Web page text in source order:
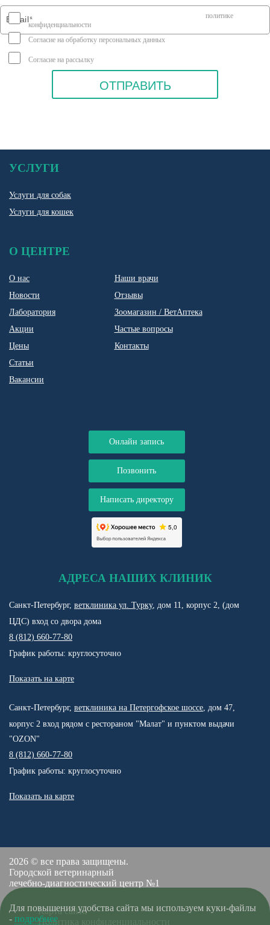
Я соглашаюсь на передачу персональных данных согласно политике
конфиденциальности
Согласие на обработку персональных данных
Согласие на рассылку
УСЛУГИ
Услуги для собак
Услуги для кошек
О ЦЕНТРЕ
О нас
Новости
Лаборатория
Акции
Цены
Статьи
Вакансии
Наши врачи
Отзывы
Зоомагазин / ВетАптека
Частые вопросы
Контакты
Онлайн запись
Позвонить
Написать директору
АДРЕСА НАШИХ КЛИНИК
Санкт-Петербург, ветклиника ул. Турку, дом 11, корпус 2, (дом
ЦДС) вход со двора дома
8 (812) 660-77-80
График работы: круглосуточно
Показать на карте
Санкт-Петербург, ветклиника на Петергофское шоссе, дом 47,
корпус 2 вход рядом с рестораном "Малат" и пунктом выдачи
"OZON"
8 (812) 660-77-80
График работы: круглосуточно
Показать на карте
2026 © все права защищены.
Городской ветеринарный
лечебно-диагностический центр №1
Карта сайта
Политика конфиденциальности
Для повышения удобства сайта мы используем куки-файлы
- подробнее